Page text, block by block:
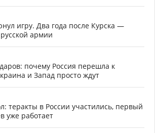
игру. Два года после Курска —
армии
почему Россия перешла к
и Запад просто ждут
теракты в России участились, первый
уже работает